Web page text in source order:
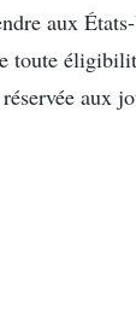
aux
toute
aux